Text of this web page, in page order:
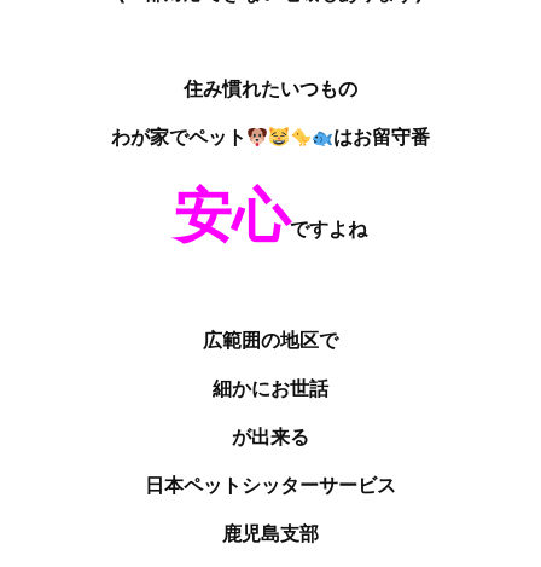
住み慣れたいつもの
わが家でペット
はお留守番
安心ですよね
広範囲の地区で
細かにお世話
が出来る
日本ペットシッターサービス
鹿児島支部